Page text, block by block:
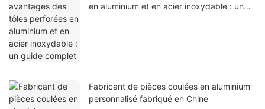
en aluminium et en acier inoxydable : un
Fabricant de pièces coulées en aluminium
personnalisé fabriqué en Chine